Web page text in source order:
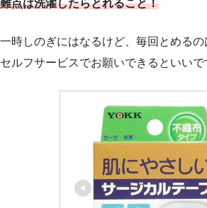
難点は洗濯したらとれること！
一時しのぎにはなるけど、毎回とめる
セルフサービスでお願いできるといいで